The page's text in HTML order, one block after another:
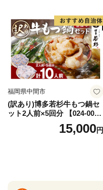
福岡県中間市
(訳あり)博多若杉牛もつ鍋セ
ット2人前×5回分 【024-002
15,000円